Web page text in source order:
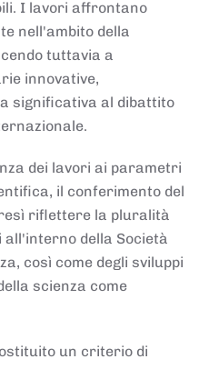
I lavori affrontano
nell'ambito della
tuttavia a
innovative,
significativa al dibattito
dei lavori ai parametri
il conferimento del
riflettere la pluralità
della Società
così come degli sviluppi
scienza come
un criterio di